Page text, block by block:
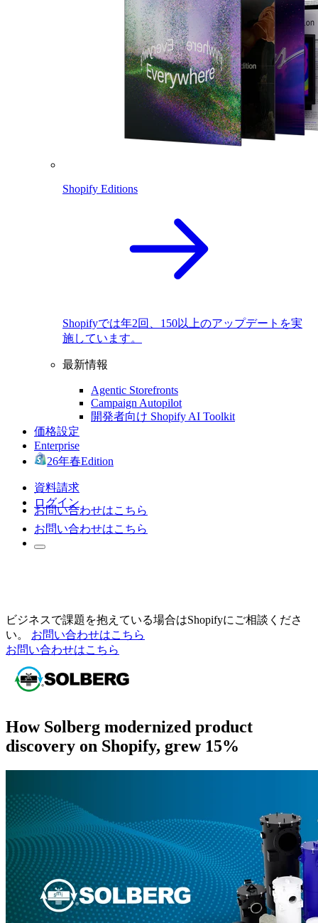
Shopify Editions
Shopifyでは年2回、150以上のアップデートを実
施しています。
最新情報
Agentic Storefronts
Campaign Autopilot
開発者向け Shopify AI Toolkit
価格設定
Enterprise
26年春Edition
資料請求
ログイン
お問い合わせはこちら
お問い合わせはこちら
ビジネスで課題を抱えている場合はShopifyにご相談くださ
い。
お問い合わせはこちら
お問い合わせはこちら
How Solberg modernized product
discovery on Shopify, grew 15%